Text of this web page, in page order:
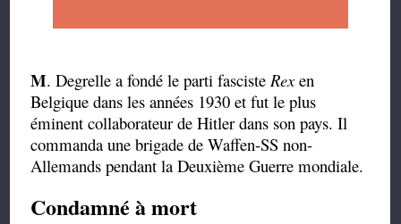
M. Degrelle a fondé le parti fascisteRexen
Belgique dans les années 1930 et fut le plus
éminent collaborateur de Hitler dans son pays. Il
commanda une brigade de Waffen-SS non-
Allemands pendant la Deuxième Guerre mondiale.
Condamné à mort